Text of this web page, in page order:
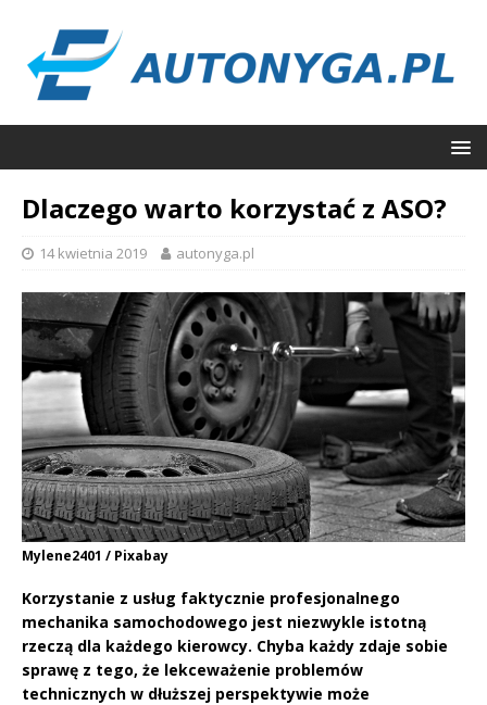
Dlaczego warto korzystać z ASO?
14 kwietnia 2019 autonyga.pl
Mylene2401 / Pixabay
Korzystanie z usług faktycznie profesjonalnego
mechanika samochodowego jest niezwykle istotną
rzeczą dla każdego kierowcy. Chyba każdy zdaje sobie
sprawę z tego, że lekceważenie problemów
technicznych w dłuższej perspektywie może